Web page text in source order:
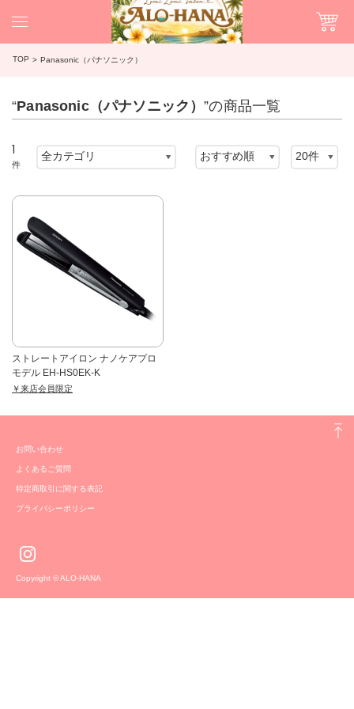
TOP Panasonic（パナソニック）
“Panasonic（パナソニック）”の商品一覧
1
件
ストレートアイロン ナノケアプロ
モデル EH-HS0EK-K
￥来店会員限定
お問い合わせ
よくあるご質問
特定商取引に関する表記
プライバシーポリシー
Copyright © ALO-HANA